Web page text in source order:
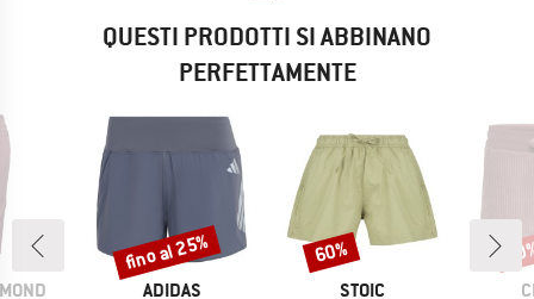
QUESTI PRODOTTI SI ABBINANO
PERFETTAMENTE
MARCHIO
ADIDAS
Sconto
fino al 25%
MARCHIO
STOIC
Sconto
60%